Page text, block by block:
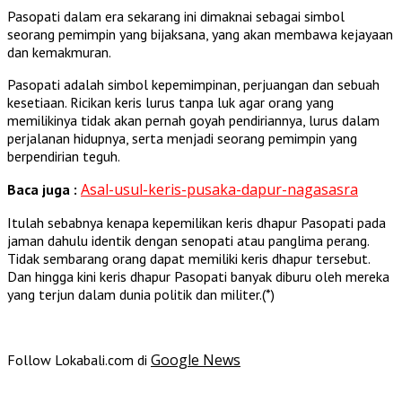
Pasopati dalam era sekarang ini dimaknai sebagai simbol
seorang pemimpin yang bijaksana, yang akan membawa kejayaan
dan kemakmuran.
Pasopati adalah simbol kepemimpinan, perjuangan dan sebuah
kesetiaan. Ricikan keris lurus tanpa luk agar orang yang
memilikinya tidak akan pernah goyah pendiriannya, lurus dalam
perjalanan hidupnya, serta menjadi seorang pemimpin yang
berpendirian teguh.
Baca juga : Asal-usul-keris-pusaka-dapur-nagasasra
Itulah sebabnya kenapa kepemilikan keris dhapur Pasopati pada
jaman dahulu identik dengan senopati atau panglima perang.
Tidak sembarang orang dapat memiliki keris dhapur tersebut.
Dan hingga kini keris dhapur Pasopati banyak diburu oleh mereka
yang terjun dalam dunia politik dan militer.(*)
Follow Lokabali.com di Google News